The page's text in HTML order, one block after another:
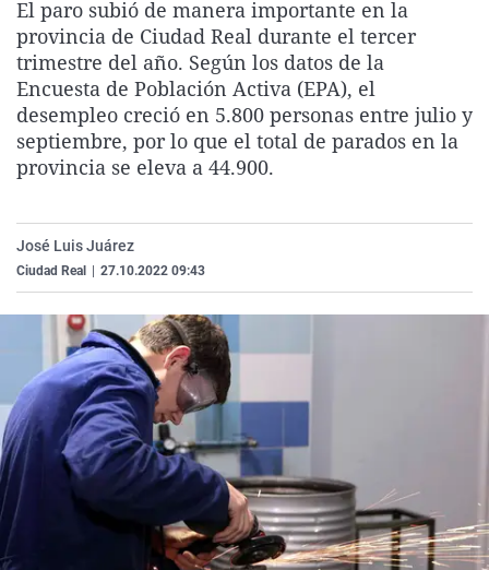
La rosa de los vientos
Gente viajera
Como el perro y el
Caso
Retornados
Equipo de
Operación Viuda
Extremadura
Galicia
La Rioja
Navarra
Virales
Televisión
Elecciones
El paro subió de manera importante en la
provincia de Ciudad Real durante el tercer
trimestre del año. Según los datos de la
Encuesta de Población Activa (EPA), el
desempleo creció en 5.800 personas entre julio y
septiembre, por lo que el total de parados en la
provincia se eleva a 44.900.
José Luis Juárez
Ciudad Real 27.10.2022 09:43